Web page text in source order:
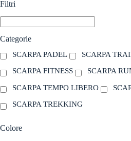
scelte
nella
prodotto
Filtri
Categorie
SCARPA PADEL SCARPA
SCARPA FITNESS SCARPA
SCARPA TEMPO LIBERO
SCARPA TREKKING
Colore